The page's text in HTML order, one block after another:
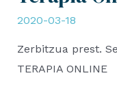
2020-03-18
Zerbitzua prest.
TERAPIA ONLINE